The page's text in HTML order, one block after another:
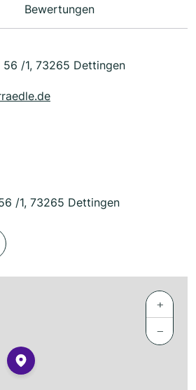
Bewertungen
56 /1, 73265 Dettingen
/1, 73265 Dettingen
+
−